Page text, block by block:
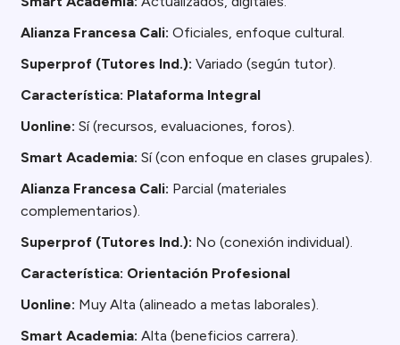
Alianza Francesa Cali: Oficiales, enfoque cultural.
Superprof (Tutores Ind.): Variado (según tutor).
Característica: Plataforma Integral
Uonline: Sí (recursos, evaluaciones, foros).
Smart Academia: Sí (con enfoque en clases grupales).
Alianza Francesa Cali: Parcial (materiales
complementarios).
Superprof (Tutores Ind.): No (conexión individual).
Característica: Orientación Profesional
Uonline: Muy Alta (alineado a metas laborales).
Smart Academia: Alta (beneficios carrera).